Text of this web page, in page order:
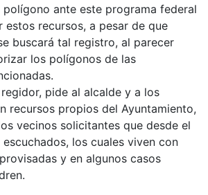
polígono ante este programa federal
estos recursos, a pesar de que
buscará tal registro, al parecer
los polígonos de las
pide al alcalde y a los
recursos propios del Ayuntamiento,
vecinos solicitantes que desde el
los cuales viven con
y en algunos casos